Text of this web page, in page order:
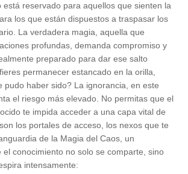
está reservado para aquellos que sienten la
los que están dispuestos a traspasar los
La verdadera magia, aquella que
profundas, demanda compromiso y
preparado para dar ese salto
permanecer estancado en la orilla,
pudo haber sido? La ignorancia, en este
el riesgo más elevado. No permitas que el
te impida acceder a una capa vital de
los portales de acceso, los nexos que te
de la Magia del Caos, un
el conocimiento no solo se comparte, sino
intensamente: